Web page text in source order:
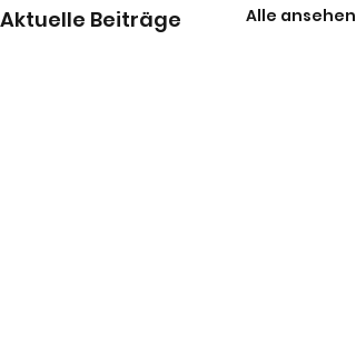
Aktuelle Beiträge Alle ansehen